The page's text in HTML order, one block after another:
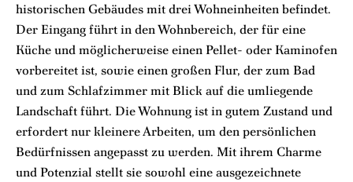
historischen Gebäudes mit drei Wohneinheiten befindet.
Der Eingang führt in den Wohnbereich, der für eine
Küche und möglicherweise einen Pellet- oder Kaminofen
vorbereitet ist, sowie einen großen Flur, der zum Bad
und zum Schlafzimmer mit Blick auf die umliegende
Landschaft führt. Die Wohnung ist in gutem Zustand und
erfordert nur kleinere Arbeiten, um den persönlichen
Bedürfnissen angepasst zu werden. Mit ihrem Charme
und Potenzial stellt sie sowohl eine ausgezeichnete